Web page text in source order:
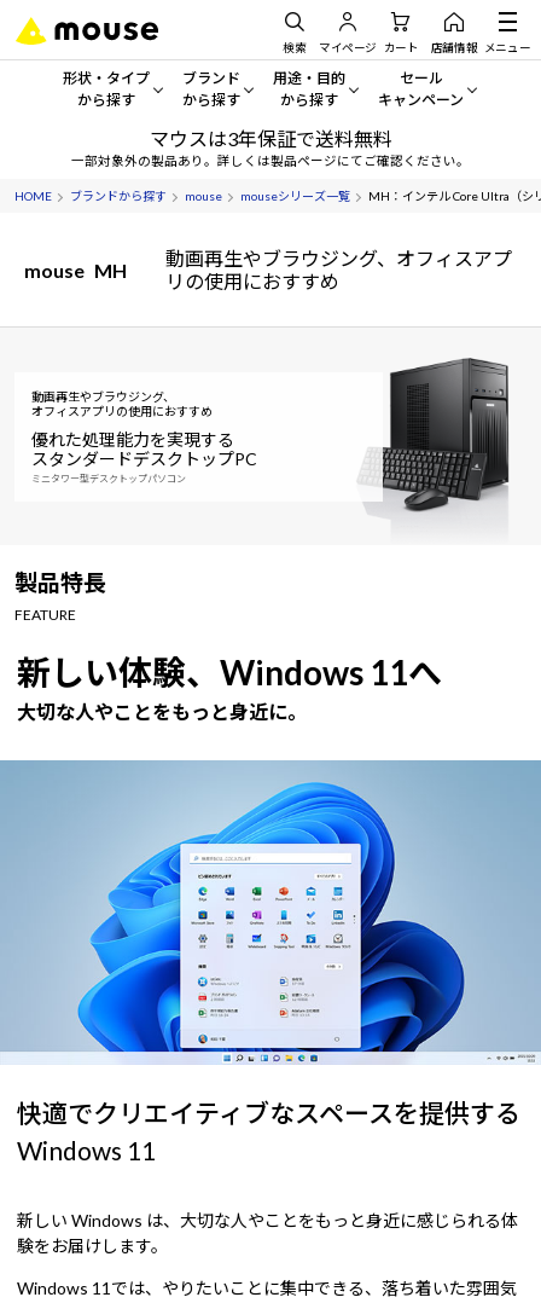
検索 マイページ カート 店舗情報 メニュー
形状・タイプ
から探す
形状・タイプから探す をすべてみる
デスクトップPC
ノートPC
ワークステーション
ブランド
から探す
mouse
G TUNE
NEXTGEAR
iiyama
用途・目的
から探す
一般向けパソコン
ゲーミングPC・ゲーム向けパソコン
クリエイティブ向け
学習向けパソコン
AIおすすめパソコン
セール
キャンペーン
セール・キャンペー
期間限定セール
おすすめ目玉パソコン
今イチオシのパソコンをピ
Windows 11
マウスは3年保証で送料無料
一部対象外の製品あり。詳しくは製品ページにてご確認ください。
HOME ブランドから探す mouse mouseシリーズ一覧 MH：インテル Core Ultra（シ
mouse MH
動画再生やブラウジング、オフィスアプ
リの使用におすすめ
動画再生やブラウジング、
オフィスアプリの使用におすすめ
優れた処理能力を実現する
スタンダードデスクトップPC
ミニタワー型デスクトップパソコン
製品特長
FEATURE
新しい体験、Windows 11へ
大切な人やことをもっと身近に。
快適でクリエイティブなスペースを提供する
Windows 11
新しい Windows は、大切な人やことをもっと身近に感じられる体
験をお届けします。
Windows 11では、やりたいことに集中できる、落ち着いた雰囲気